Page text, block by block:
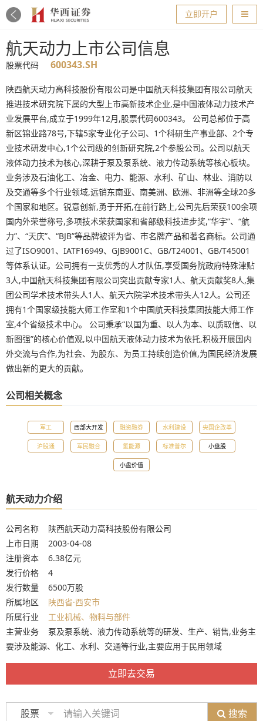
导航
立即开户
航天动力上市公司信息
股票代码 600343.SH
陕西航天动力高科技股份有限公司是中国航天科技集团有限公司航天
推进技术研究院下属的大型上市高新技术企业,是中国液体动力技术产
业发展平台,成立于1999年12月,股票代码600343。 公司总部位于高
新区锦业路78号,下辖5家专业化子公司、1个科研生产事业部、2个专
业技术研发中心,1个公司级的创新研究院,2个参股公司。公司以航天
液体动力技术为核心,深耕于泵及泵系统、液力传动系统等核心板块。
业务涉及石油化工、冶金、电力、能源、水利、矿山、林业、消防以
及交通等多个行业领域,远销东南亚、南美洲、欧洲、非洲等全球20多
个国家和地区。锐意创新,勇于开拓,在前行路上,公司先后荣获100余项
国内外荣誉称号,多项技术荣获国家和省部级科技进步奖,“华宇”、“航
力”、“天庆”、“BJB”等品牌被评为省、市名牌产品和著名商标。公司通
过了ISO9001、IATF16949、GJB9001C、GB/T24001、GB/T45001
等体系认证。公司拥有一支优秀的人才队伍,享受国务院政府特殊津贴
3人,中国航天科技集团有限公司突出贡献专家1人、航天贡献奖8人,集
团公司学术技术带头人1人、航天六院学术技术带头人12人。公司还
拥有1个国家级技能大师工作室和1个中国航天科技集团技能大师工作
室,4个省级技术中心。 公司秉承“以国为重、以人为本、以质取信、以
新图强”的核心价值观,以中国航天液体动力技术为依托,积极开展国内
外交流与合作,为社会、为股东、为员工持续创造价值,为国民经济发展
做出新的更大的贡献。
公司相关概念
军工 西部大开发 融资融券 水利建设 央国企改革
沪股通 军民融合 氢能源 标准普尔 小盘股
小盘价值
航天动力介绍
公司名称 陕西航天动力高科技股份有限公司
上市日期 2003-04-08
注册资本 6.38亿元
发行价格 4
发行数量 6500万股
所属地区 陕西省·西安市
所属行业 工业机械、物料与部件
主营业务 泵及泵系统、液力传动系统等的研发、生产、销售,业务主
要涉及能源、化工、水利、交通等行业,主要应用于民用领域
立即去交易
股票 搜索